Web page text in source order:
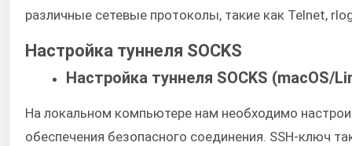
различные сетевые протоколы, такие как Telnet,
Настройка туннеля SOCKS
Настройка туннеля SOCKS (macOS/
На локальном компьютере нам необходимо
обеспечения безопасного соединения. SSH-ключ